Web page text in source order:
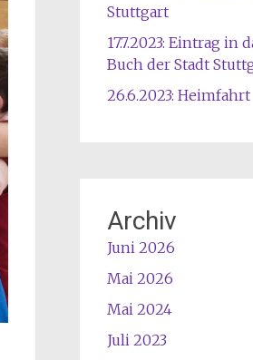
Stuttgart
17.7.2023: Eintrag in
Buch der Stadt
26.6.2023: Heimfahrt
Archiv
Juni 2026
Mai 2026
Mai 2024
Juli 2023